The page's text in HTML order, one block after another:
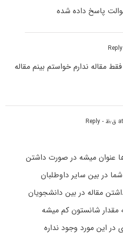
پاسخ داده شده
مقاله ندارم خواستم بینم مقاله
- Reply
عنوان میشه در صورت داشتن
در بین سایر داوطلبان
مقاله در بین دانشجویان
شانستون کم میشه
در این مورد وجود نداره